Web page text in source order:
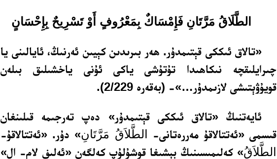
الطَّلَاقُ مَرَّتَانِ فَإِمْسَاكٌ بِمَعْرُوفٍ أَوْ تَسْرِيحٌ بِإِحْسَانٍ
«تالاق ئىككى قېتىمدۇر. ھەر بىرىدىن كېيىن ئەرنىڭ، ئايالىنى يا
چىرايلىقچە نىكاھىدا تۇتۇشى ياكى ئۇنى ياخشىلىق بىلەن
قويۇۋېتىشى لازىمدۇر…»- (بەقەرە 2/229).
ئايەتنىڭ «تالاق ئىككى قېتىمدۇر» دەپ تەرجىمە قىلىنغان
قىسمى «ئەتتالاقۇ مەررەتانى-
الطَّلاَقُ مَرَّتَانِ» دۇر. «ئەتتالاقۇ-
الطَّلاَقُ» كەلىمىسىنىڭ بېشىغا قوشۇلۇپ كەلگەن «ئەلىف لام- ال»